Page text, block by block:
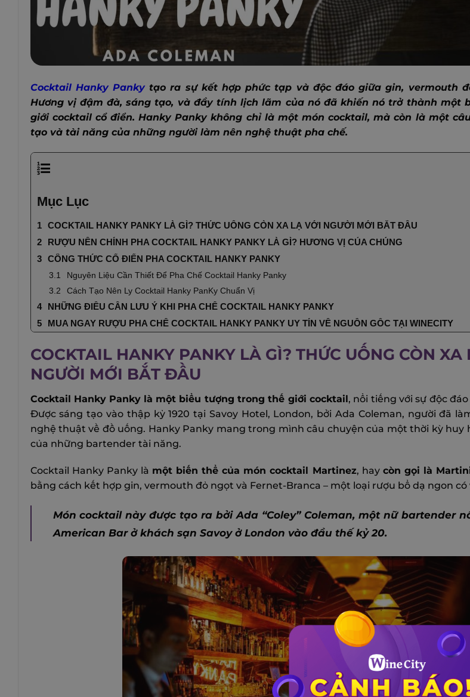
Cocktail Hanky Pankytạo ra sự kết hợp phức tạp và độc đáo giữa gin, vermouth
Hương vị đậm đà, sáng tạo, và đầy tính lịch lãm của nó đã khiến nó trở thành một
giới cocktail cổ điển. Hanky Panky không chỉ là một món cocktail, mà còn là một
tạo và tài năng của những người làm nên nghệ thuật pha chế.
Mục Lục
COCKTAIL HANKY PANKY LÀ GÌ? THỨC UỐNG CÒN XA LẠ VỚI NGƯỜI MỚI BẮT ĐẦU
RƯỢU NỀN CHÍNH PHA COCKTAIL HANKY PANKY LÀ GÌ? HƯƠNG VỊ CỦA CHÚNG
CÔNG THỨC CỔ ĐIỂN PHA COCKTAIL HANKY PANKY
Nguyên Liệu Cần Thiết Để Pha Chế Cocktail Hanky Panky
Cách Tạo Nên Ly Cocktail Hanky PanKy Chuẩn Vị
NHỮNG ĐIỀU CẦN LƯU Ý KHI PHA CHẾ COCKTAIL HANKY PANKY
MUA NGAY RƯỢU PHA CHẾ COCKTAIL HANKY PANKY UY TÍN VỀ NGUỒN GỐC TẠI WINECITY
COCKTAIL HANKY PANKY LÀ GÌ? THỨC UỐNG CÒN XA
NGƯỜI MỚI BẮT ĐẦU
Cocktail Hanky Panky là một biểu tượng trong thế giới cocktail, nổi tiếng với sự độc
Được sáng tạo vào thập kỷ 1920 tại Savoy Hotel, London, bởi Ada Coleman, người đã
nghệ thuật về đồ uống. Hanky Panky mang trong mình câu chuyện của một thời kỳ huy
của những bartender tài năng.
Cocktail Hanky Panky là một biến thể của món cocktail Martinez, hay còn gọi là
bằng cách kết hợp gin, vermouth đỏ ngọt và Fernet-Branca – một loại rượu bổ dạ ngon có
Món cocktail này được tạo ra bởi Ada “Coley” Coleman, một nữ bartender
American Bar ở khách sạn Savoy ở London vào đầu thế kỷ 20.